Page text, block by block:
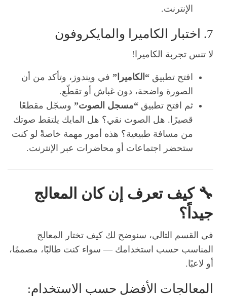
الإنترنت.
7. اختبار الكاميرا والمايكروفون
لا تنس تجربة الكاميرا!
افتح تطبيق “الكاميرا” في ويندوز، وتأكد من أن
الصورة واضحة، دون غباش أو تقطّع.
ثم افتح تطبيق “مسجل الصوت” وسجّل مقطعًا
قصيرًا. هل الصوت نقي؟ هل المايك يلتقط صوتك
من مسافة طبيعية؟ هذه أمور مهمة خاصةً لو كنت
ستحضر اجتماعات أو محاضرات عبر الإنترنت.
🔧 كيف تعرف إن كان المعالج
جيداً؟
في القسم التالي، سنوضح لك كيف تختار المعالج
المناسب حسب استخدامك — سواء كنت طالبًا، مصممًا،
أو لاعبًا.
المعالجات الأفضل حسب الاستخدام: